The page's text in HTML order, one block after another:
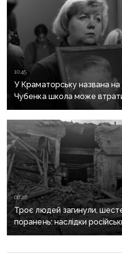
10:45
У Краматорську названа
Чубенка школа може
загиблого героя розповіла
08:28
Троє людей загинули,
поранень: наслідки